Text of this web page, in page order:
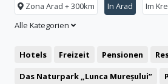
Zona Arad + 300km In Arad
Im
Alle Kategorien
Hotels Freizeit Pensionen
Das Naturpark „Lunca Mureșului”